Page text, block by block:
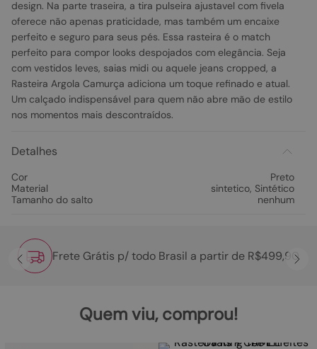
design. Na parte traseira, a tira pulseira ajustavel com fivela
oferece não apenas praticidade, mas também um encaixe
perfeito e seguro para seus pés. Essa rasteira é o match
perfeito para compor looks despojados com elegância. Seja
com vestidos leves, saias midi ou aquele jeans cropped, a
Rasteira Argola Camurça adiciona um toque refinado e atual.
Um calçado indispensável para quem não abre mão de estilo
nos momentos mais descontraídos.
Detalhes
Cor
Preto
Material
sintetico, Sintético
Tamanho do salto
nenhum
Frete Grátis p/ todo Brasil a partir de R$499,90
Quem viu, comprou!